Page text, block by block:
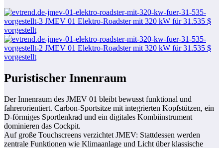
Puristischer Innenraum
Der Innenraum des JMEV 01 bleibt bewusst funktional und
fahrerorientiert. Carbon-Sportsitze mit integrierten Kopfstützen, ein
D-förmiges Sportlenkrad und ein digitales Kombiinstrument
dominieren das Cockpit.
Auf große Touchscreens verzichtet JMEV: Stattdessen werden
zentrale Funktionen wie Klimaanlage und Licht über klassische